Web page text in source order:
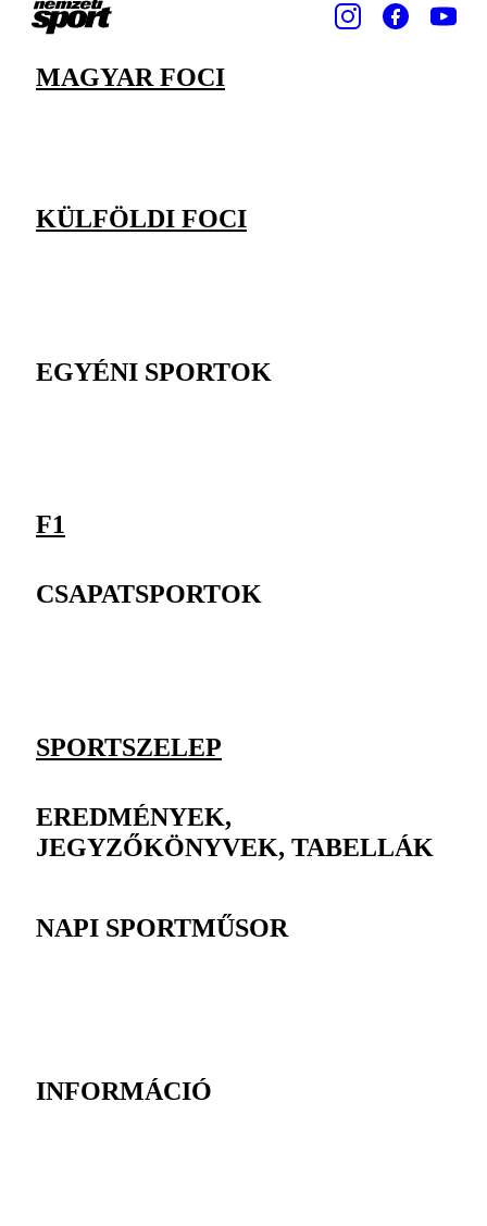
MAGYAR FOCI
KÜLFÖLDI FOCI
EGYÉNI SPORTOK
F1
CSAPATSPORTOK
SPORTSZELEP
EREDMÉNYEK,
JEGYZŐKÖNYVEK, TABELLÁK
NAPI SPORTMŰSOR
INFORMÁCIÓ